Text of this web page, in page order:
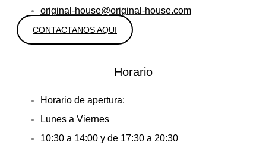
original-house@original-house.com
CONTACTANOS AQUI
Horario
Horario de apertura:
Lunes a Viernes
10:30 a 14:00 y de 17:30 a 20:30